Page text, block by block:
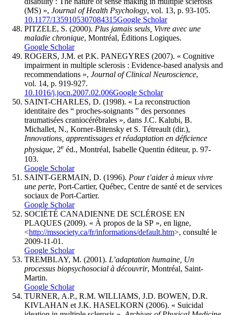
(MS) », Journal of Health Psychology, vol. 13, p. 93-105.
10.1177/1359105307084315Google Scholar
PITZELE, S. (2000). Plus jamais seuls, Vivre avec une
maladie chronique, Montréal, Éditions Logiques.
Google Scholar
ROGERS, J.M. et P.K. PANEGYRES (2007). « Cognitive
impairment in multiple sclerosis : Evidence-based analysis and
recommendations », Journal of Clinical Neuroscience,
vol. 14, p. 919-927.
10.1016/j.jocn.2007.02.006Google Scholar
SAINT-CHARLES, D. (1998). « La reconstruction
identitaire des “ proches-soignants ” des personnes
traumatisées craniocérébrales », dans J.C. Kalubi, B.
Michallet, N., Korner-Bitensky et S. Tétreault(dir.),
Innovations, apprentissages et réadaptation en déficience
physique, 2e éd., Montréal, Isabelle Quentin éditeur, p. 97-
103.
Google Scholar
SAINT-GERMAIN, D. (1996). Pour t’aider à mieux vivre
une perte, Port-Cartier, Québec, Centre de santé et de services
sociaux de Port-Cartier.
Google Scholar
SOCIÉTÉ CANADIENNE DE SCLÉROSE EN
PLAQUES (2009). « À propos de la SP », en ligne,
<http://mssociety.ca/fr/informations/default.htm>, consulté le
2009-11-01.
Google Scholar
TREMBLAY, M. (2001). L’adaptation humaine, Un
processus biopsychosocial à découvrir, Montréal, Saint-
Martin.
Google Scholar
TURNER, A.P., R.M. WILLIAMS, J.D. BOWEN, D.R.
KIVLAHAN et J.K. HASELKORN (2006). « Suicidal